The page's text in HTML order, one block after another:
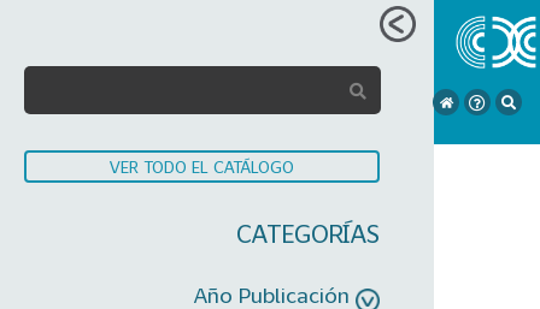
VER TODO EL CATÁLOGO
CATEGORÍAS
Año Publicación